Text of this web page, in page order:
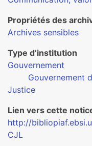
Propriétés des
Archives sensibles
Type d’institution
Gouvernement
Gouvernement
Justice
Lien vers cette
http://
CJL